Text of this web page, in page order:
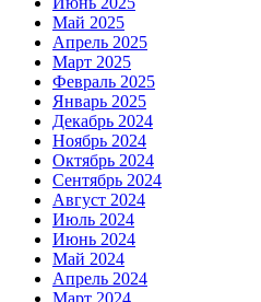
Май 2025
Апрель 2025
Март 2025
Февраль 2025
Январь 2025
Декабрь 2024
Ноябрь 2024
Октябрь 2024
Сентябрь 2024
Август 2024
Июль 2024
Июнь 2024
Май 2024
Апрель 2024
Март 2024